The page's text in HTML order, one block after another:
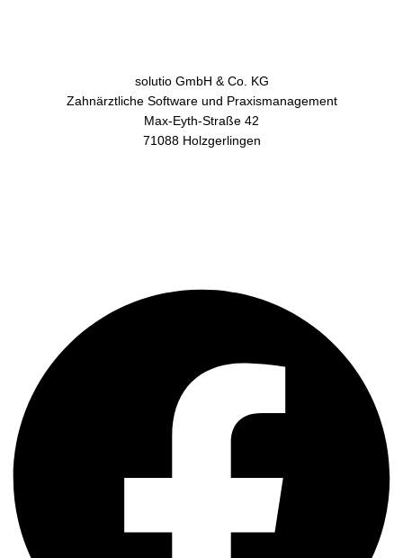
solutio GmbH & Co. KG
Zahnärztliche Software und Praxismanagement
Max-Eyth-Straße 42
71088 Holzgerlingen